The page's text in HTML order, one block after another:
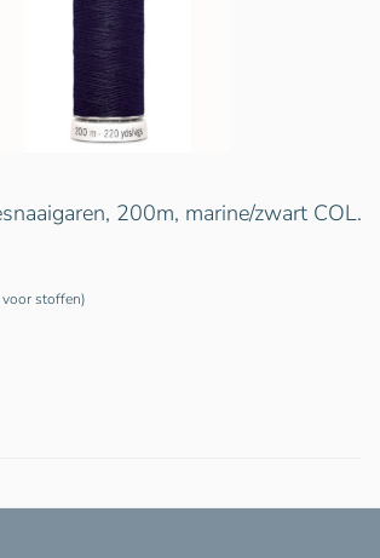
200m, marine/zwart COL.
voor stoffen)